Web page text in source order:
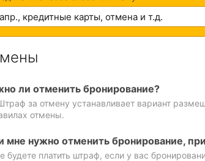
ли отменить бронирование?
за отмену устанавливает вариант
отмены.
мне нужно отменить бронирование,
будете платить штраф, если у вас